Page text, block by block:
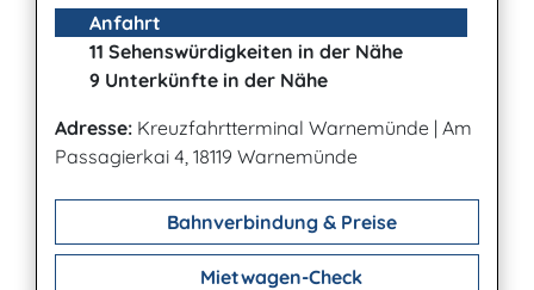
Anfahrt
11 Sehenswürdigkeiten in der Nähe
9 Unterkünfte in der Nähe
Adresse: Kreuzfahrtterminal Warnemünde | Am
Passagierkai 4, 18119 Warnemünde
Bahnverbindung & Preise
Mietwagen-Check